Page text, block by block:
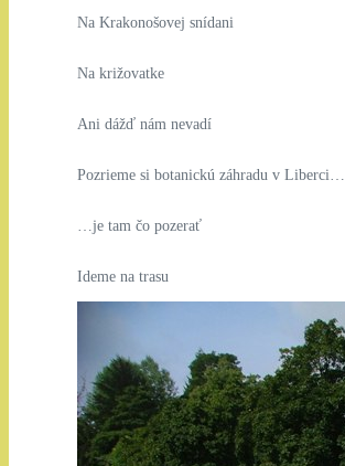
Na Krakonošovej snídani
Na križovatke
Ani dážď nám nevadí
Pozrieme si botanickú záhradu v Liberci…
…je tam čo pozerať
Ideme na trasu